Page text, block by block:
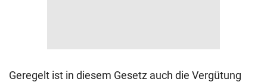
Geregelt ist in diesem Gesetz auch die Vergütung